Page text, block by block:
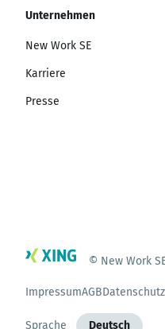
Unternehmen
New Work SE
Karriere
Presse
© New Work
ImpressumAGB
Sprache Deutsch